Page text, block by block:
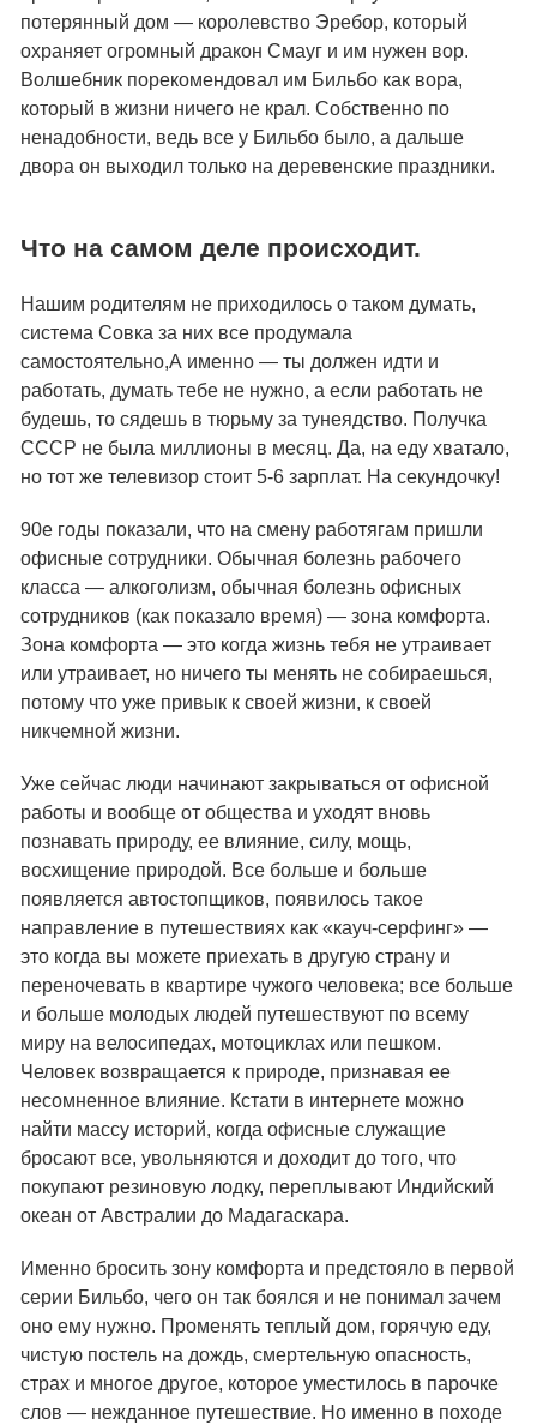
потерянный дом — королевство Эребор, который
охраняет огромный дракон Смауг и им нужен вор.
Волшебник порекомендовал им Бильбо как вора,
который в жизни ничего не крал. Собственно по
ненадобности, ведь все у Бильбо было, а дальше
двора он выходил только на деревенские праздники.
Что на самом деле происходит.
Нашим родителям не приходилось о таком думать,
система Совка за них все продумала
самостоятельно,А именно — ты должен идти и
работать, думать тебе не нужно, а если работать не
будешь, то сядешь в тюрьму за тунеядство. Получка
СССР не была миллионы в месяц. Да, на еду хватало,
но тот же телевизор стоит 5-6 зарплат. На секундочку!
90е годы показали, что на смену работягам пришли
офисные сотрудники. Обычная болезнь рабочего
класса — алкоголизм, обычная болезнь офисных
сотрудников (как показало время) — зона комфорта.
Зона комфорта — это когда жизнь тебя не утраивает
или утраивает, но ничего ты менять не собираешься,
потому что уже привык к своей жизни, к своей
никчемной жизни.
Уже сейчас люди начинают закрываться от офисной
работы и вообще от общества и уходят вновь
познавать природу, ее влияние, силу, мощь,
восхищение природой. Все больше и больше
появляется автостопщиков, появилось такое
направление в путешествиях как «кауч-серфинг» —
это когда вы можете приехать в другую страну и
переночевать в квартире чужого человека; все больше
и больше молодых людей путешествуют по всему
миру на велосипедах, мотоциклах или пешком.
Человек возвращается к природе, признавая ее
несомненное влияние. Кстати в интернете можно
найти массу историй, когда офисные служащие
бросают все, увольняются и доходит до того, что
покупают резиновую лодку, переплывают Индийский
океан от Австралии до Мадагаскара.
Именно бросить зону комфорта и предстояло в первой
серии Бильбо, чего он так боялся и не понимал зачем
оно ему нужно. Променять теплый дом, горячую еду,
чистую постель на дождь, смертельную опасность,
страх и многое другое, которое уместилось в парочке
слов — нежданное путешествие. Но именно в походе